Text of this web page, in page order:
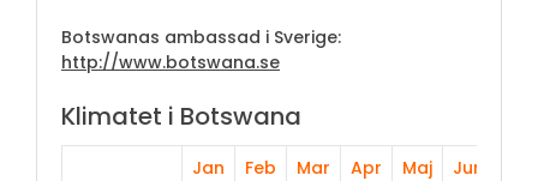
Botswanas ambassad i Sverige:
http://www.botswana.se
Klimatet i Botswana
Jan Feb Mar Apr Maj Jun